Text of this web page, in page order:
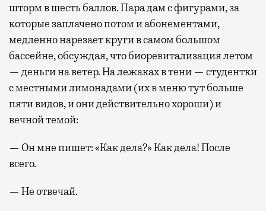
шторм в шесть баллов. Пара дам с фигурами, за
которые заплачено потом и абонементами,
медленно нарезает круги в самом большом
бассейне, обсуждая, что биоревитализация летом
— деньги на ветер. На лежаках в тени — студентки
с местными лимонадами (их в меню тут больше
пяти видов, и они действительно хороши) и
вечной темой:
— Он мне пишет: «Как дела?» Как дела! После
всего.
— Не отвечай.